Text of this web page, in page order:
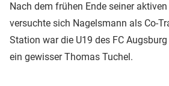
Nach dem frühen Ende seiner
versuchte sich Nagelsmann als Co-
Station war die U19 des FC
ein gewisser Thomas Tuchel.